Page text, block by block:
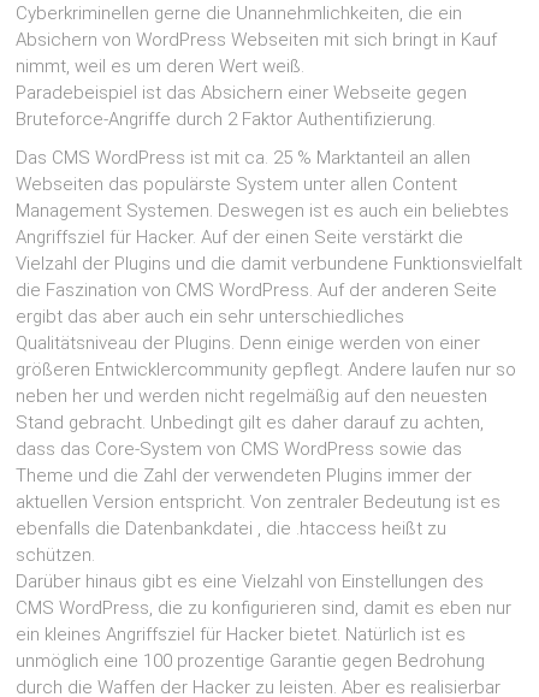
Cyberkriminellen gerne die Unannehmlichkeiten, die ein
Absichern von WordPress Webseiten mit sich bringt in Kauf
nimmt, weil es um deren Wert weiß.
Paradebeispiel ist das Absichern einer Webseite gegen
Bruteforce-Angriffe durch 2 Faktor Authentifizierung.
Das CMS WordPress ist mit ca. 25 % Marktanteil an allen
Webseiten das populärste System unter allen Content
Management Systemen. Deswegen ist es auch ein beliebtes
Angriffsziel für Hacker. Auf der einen Seite verstärkt die
Vielzahl der Plugins und die damit verbundene Funktionsvielfalt
die Faszination von CMS WordPress. Auf der anderen Seite
ergibt das aber auch ein sehr unterschiedliches
Qualitätsniveau der Plugins. Denn einige werden von einer
größeren Entwicklercommunity gepflegt. Andere laufen nur so
neben her und werden nicht regelmäßig auf den neuesten
Stand gebracht. Unbedingt gilt es daher darauf zu achten,
dass das Core-System von CMS WordPress sowie das
Theme und die Zahl der verwendeten Plugins immer der
aktuellen Version entspricht. Von zentraler Bedeutung ist es
ebenfalls die Datenbankdatei , die .htaccess heißt zu
schützen.
Darüber hinaus gibt es eine Vielzahl von Einstellungen des
CMS WordPress, die zu konfigurieren sind, damit es eben nur
ein kleines Angriffsziel für Hacker bietet. Natürlich ist es
unmöglich eine 100 prozentige Garantie gegen Bedrohung
durch die Waffen der Hacker zu leisten. Aber es realisierbar